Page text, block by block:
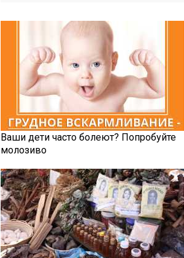
Ваши дети часто болеют? Попробуйте
молозиво